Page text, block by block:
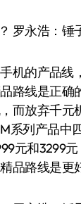
机的产品线
路线是正确
而放弃千元
系列产品中
元和3299
品路线是更